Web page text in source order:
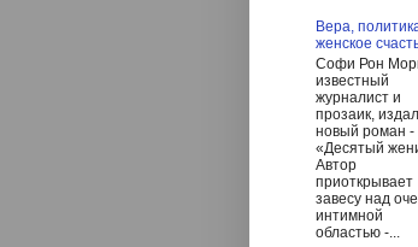
Вера,
женское
Софи Рон
известный
журналист и
прозаик,
новый роман -
«Десятый
Автор
приоткрывает
завесу над
интимной
областью -...